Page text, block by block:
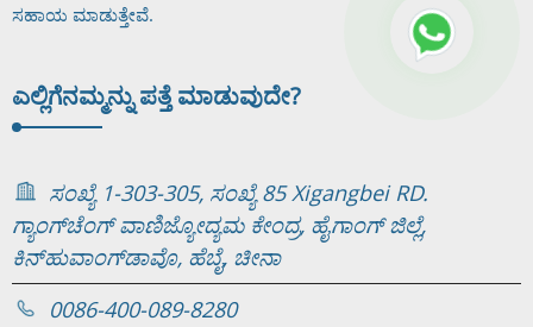
ಸಹಾಯ ಮಾಡುತ್ತೇವೆ.
ಎಲ್ಲಿಗೆನಮ್ಮನ್ನು ಪತ್ತೆ ಮಾಡುವುದೇ?
ಸಂಖ್ಯೆ 1-303-305, ಸಂಖ್ಯೆ 85 Xigangbei RD.
ಗ್ಯಾಂಗ್‌ಚೆಂಗ್ ವಾಣಿಜ್ಯೋದ್ಯಮ ಕೇಂದ್ರ, ಹೈಗಾಂಗ್ ಜಿಲ್ಲೆ,
ಕಿನ್‌ಹುವಾಂಗ್‌ಡಾವೊ, ಹೆಬೈ, ಚೀನಾ
0086-400-089-8280